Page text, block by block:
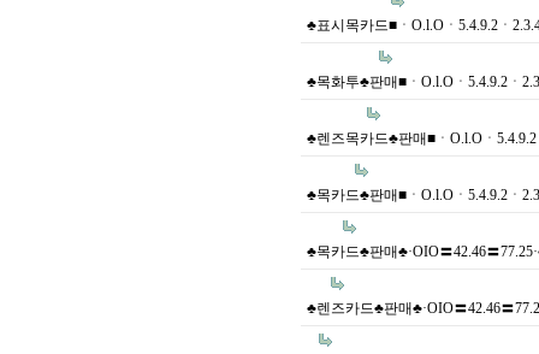
♣표시목카드■ㆍO.l.Oㆍ5.4.9.2ㆍ
♣목화투♣판매■ㆍO.l.Oㆍ5.4.9.2ㆍ
♣렌즈목카드♣판매■ㆍO.l.Oㆍ
♣목카드♣판매■ㆍO.l.Oㆍ5.4.9.2ㆍ
♣목카드♣판매♣·OIO〓42.46〓
♣렌즈카드♣판매♣·OIO〓42.46〓